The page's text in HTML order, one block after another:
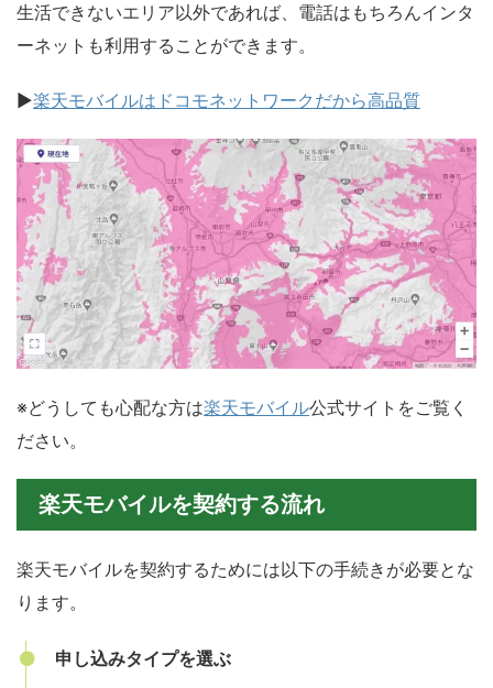
生活できないエリア以外であれば、電話はもちろんインタ
ーネットも利用することができます。
▶楽天モバイルはドコモネットワークだから高品質
※どうしても心配な方は楽天モバイル公式サイトをご覧く
ださい。
楽天モバイルを契約する流れ
楽天モバイルを契約するためには以下の手続きが必要とな
ります。
申し込みタイプを選ぶ